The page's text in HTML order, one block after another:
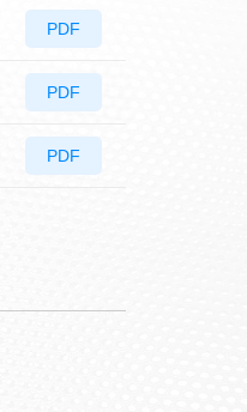
PDF
PDF
PDF